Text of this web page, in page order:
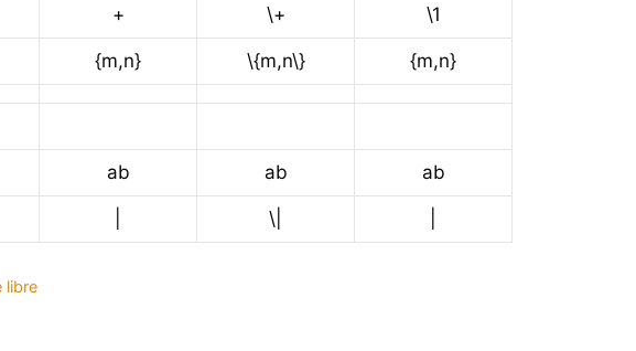
+ \+ \1
{m,n} \{m,n\} {m,n}
ab ab ab
\|
libre